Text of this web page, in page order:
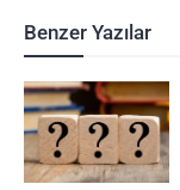
Benzer Yazılar